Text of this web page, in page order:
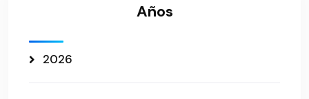
Años
2026